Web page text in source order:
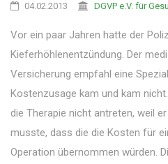
04.02.2013 DGVP e.V. für
Vor ein paar Jahren hatte der
Kieferhöhlenentzündung. Der
Versicherung empfahl eine
Kostenzusage kam und kam
die Therapie nicht antreten, weil
musste, dass die die Kosten für
Operation übernommen würden.